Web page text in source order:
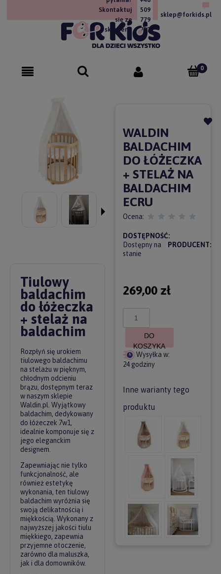
Skontaktuj
się ze
sklepem!
509
779
757
sklep@forkids.pl
Tiulowy
baldachim
do łóżeczka
+ stelaż na
baldachim
Rozpłyń się urokiem
tiulowego baldachimu
na stelażu w pięknym,
chłodnym odcieniu
brązu, dostępnym teraz
w naszym sklepie
Waldin.pl. Wyjątkowy
baldachim, dedykowany
do łóżeczek 7w1,
idealnie komponuje się z
jego eleganckim
designem.
Zapewniając nie tylko
funkcjonalność, ale
również estetykę
wykonania, ten tiulowy
baldachim wyróżnia się
swoją delikatnością i
miękkością. Wykonany z
najwyższej jakości tiulu
miękkiego, zapewnia
przyjemne otoczenie,
zarówno dla maluszka,
jak i dla domowników.
WALDIN
BALDACHIM
DO ŁÓŻECZKA
+ STELAŻ NA
BALDACHIM
ECRU
Ocena:
DOSTĘPNOŚĆ:
Dostępny na
stanie
PRODUCENT:
269,00 zł
DO
KOSZYKA
Wysyłka w:
24 godziny
Inne warianty tego
produktu